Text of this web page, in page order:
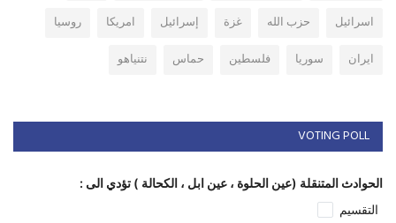
اسرائيل
حزب الله غزة إسرائيل امريكا
روسيا
ايران
سوريا فلسطين حماس نتنياهو
VOTING POLL
الحوادث المتنقلة (عين الحلوة ، عين ابل ، الكحالة ) تؤدي الى :
التقسيم